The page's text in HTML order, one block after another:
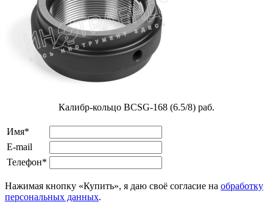
Калибр-кольцо BCSG-168 (6.5/8) раб.
Имя*
E-mail
Телефон*
Нажимая кнопку «Купить», я даю своё согласие на обработку
персональных данных.